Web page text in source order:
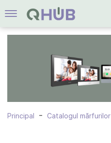
Principal Catalogul mărfurilor